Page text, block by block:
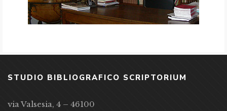
STUDIO BIBLIOGRAFICO SCRIPTORIUM
via Valsesia, 4 – 46100